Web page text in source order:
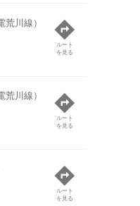
川線）
ルート
を見る
川線）
ルート
を見る
ルート
を見る